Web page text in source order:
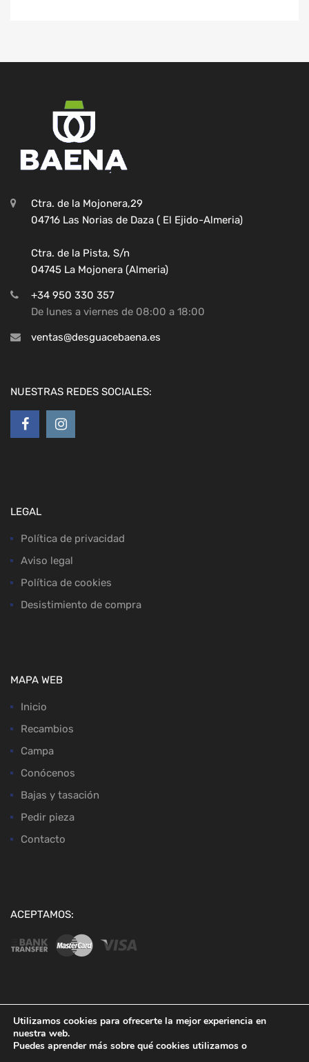
Ctra. de la Mojonera,29
04716 Las Norias de Daza ( El Ejido-Almeria)
Ctra. de la Pista, S/n
04745 La Mojonera (Almeria)
+34 950 330 357
De lunes a viernes de 08:00 a 18:00
ventas@desguacebaena.es
NUESTRAS REDES SOCIALES:
LEGAL
Política de privacidad
Aviso legal
Política de cookies
Desistimiento de compra
MAPA WEB
Inicio
Recambios
Campa
Conócenos
Bajas y tasación
Pedir pieza
Contacto
ACEPTAMOS:
Utilizamos cookies para ofrecerte la mejor experiencia en
nuestra web.
Puedes aprender más sobre qué cookies utilizamos o